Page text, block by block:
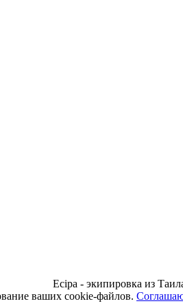
Ecipa - экипировка из
ваших cookie-файлов.